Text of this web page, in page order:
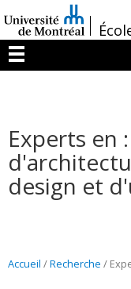
au
contenu
/
Menu
Experts en
design et
Accueil /Recherche /